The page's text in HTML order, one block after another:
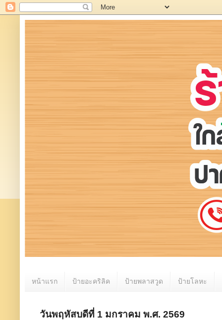
หน้าแรก ป้ายอะคริลิค ป้ายพลาสวูด ป้ายโลหะ
วันพฤหัสบดีที่ 1 มกราคม พ.ศ. 2569